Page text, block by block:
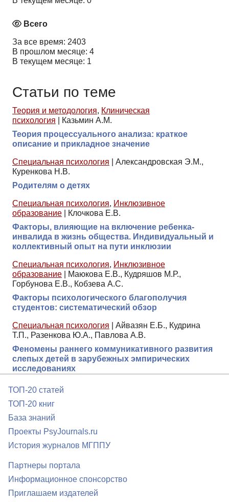
Всего
За все время: 2403
В прошлом месяце: 4
В текущем месяце: 1
Статьи по теме
Теория и методология, Клиническая
психология
Казьмин А.М.
Теория процессуального анализа: краткое
описание и прикладное значение
Специальная психология
Александровская Э.М.,
Куренкова Н.В.
Родителям о детях
Специальная психология, Инклюзивное
образование
Клочкова Е.В.
Факторы, влияющие на включение ребенка-
инвалида в жизнь общества. Индивидуальный и
коллективный опыт на пути инклюзии
Специальная психология, Инклюзивное
образование
Маюкова Е.В., Кудряшов М.Р.,
Горбунова Е.В., Кобзева А.С.
Факторы психологического благополучия
студентов: систематический обзор
Специальная психология
Айвазян Е.Б., Кудрина
Т.П., Разенкова Ю.А., Павлова А.В.
Феномены раннего коммуникативного развития
слепых детей в зарубежных эмпирических
исследованиях
ТОП-20 статей
ТОП-20 книг
База знаний
Проекты PsyJournals.ru
История журналов МГППУ
Партнеры портала
Информационное спонсорство
Приглашаем издателей